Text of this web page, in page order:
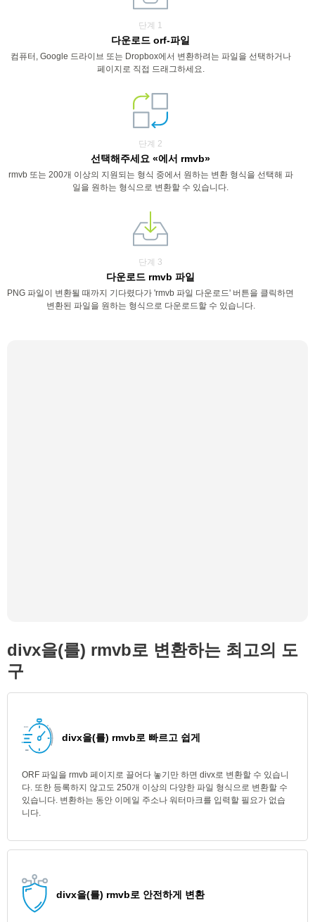
단계 1
다운로드 orf-파일
컴퓨터, Google 드라이브 또는 Dropbox에서 변환하려는 파일을 선택하거나
페이지로 직접 드래그하세요.
단계 2
선택해주세요 «에서 rmvb»
rmvb 또는 200개 이상의 지원되는 형식 중에서 원하는 변환 형식을 선택해 파
일을 원하는 형식으로 변환할 수 있습니다.
단계 3
다운로드 rmvb 파일
PNG 파일이 변환될 때까지 기다렸다가 'rmvb 파일 다운로드' 버튼을 클릭하면
변환된 파일을 원하는 형식으로 다운로드할 수 있습니다.
divx을(를) rmvb로 변환하는 최고의 도
구
divx을(를) rmvb로 빠르고 쉽게
ORF 파일을 rmvb 페이지로 끌어다 놓기만 하면 divx로 변환할 수 있습니
다. 또한 등록하지 않고도 250개 이상의 다양한 파일 형식으로 변환할 수
있습니다. 변환하는 동안 이메일 주소나 워터마크를 입력할 필요가 없습
니다.
divx을(를) rmvb로 안전하게 변환